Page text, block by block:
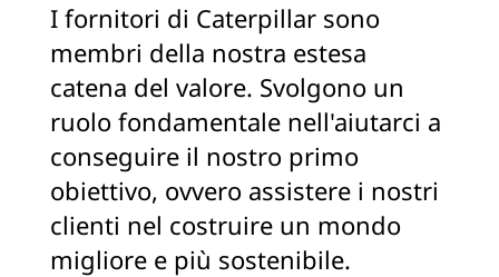
I fornitori di Caterpillar sono
membri della nostra estesa
catena del valore. Svolgono un
ruolo fondamentale nell'aiutarci a
conseguire il nostro primo
obiettivo, ovvero assistere i nostri
clienti nel costruire un mondo
migliore e più sostenibile.